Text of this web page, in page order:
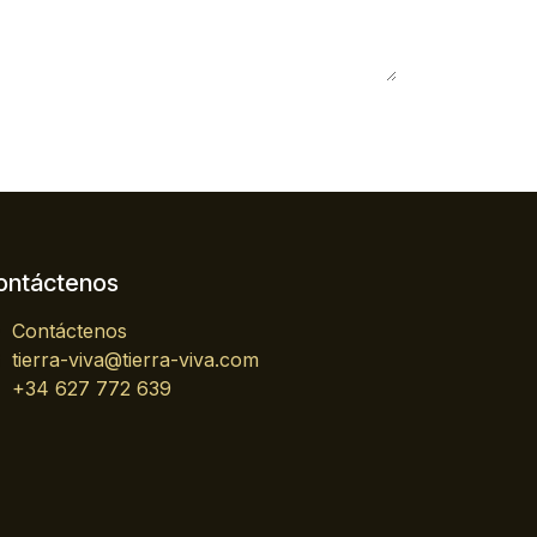
Contáctenos
tierra-viva@tierra-viva.com
+34 627 772 639